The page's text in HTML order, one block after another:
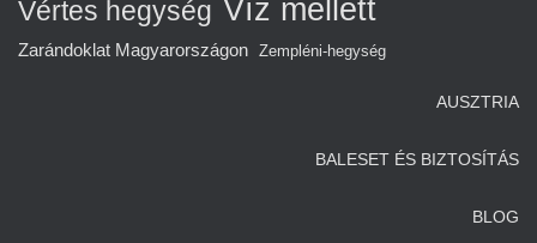
Vértes hegység Víz mellett
Zarándoklat Magyarországon Zempléni-hegység
AUSZTRIA
BALESET ÉS BIZTOSÍTÁS
BLOG